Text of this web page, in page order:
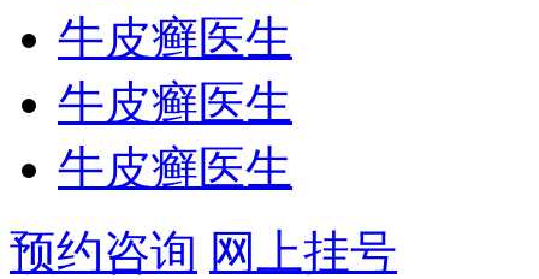
牛皮癣医生
牛皮癣医生
牛皮癣医生
预约咨询 网上挂号